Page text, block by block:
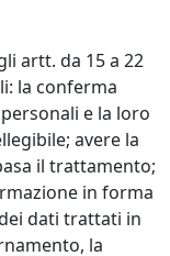
artt. da 15 a 22
la conferma
e la loro
avere la
il trattamento;
in forma
dati trattati in
la